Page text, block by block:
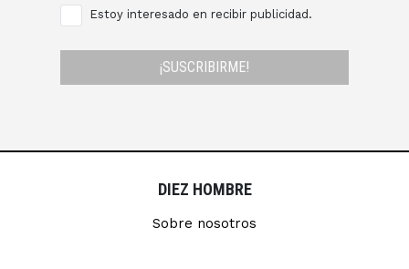
Estoy interesado en recibir publicidad.
¡SUSCRIBIRME!
DIEZ HOMBRE
Sobre nosotros